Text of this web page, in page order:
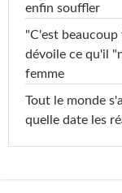
enfin souffler
"C'est
dévoile ce qu'il
femme
Tout le monde
quelle date les